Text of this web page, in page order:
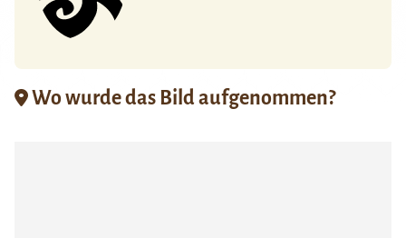
Wo wurde das Bild aufgenommen?